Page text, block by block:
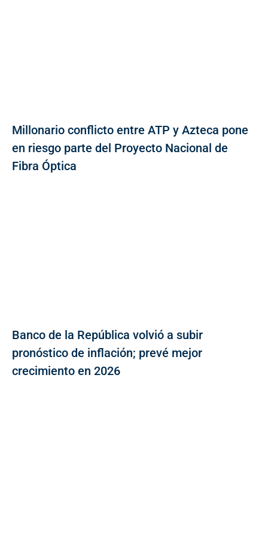
Millonario conflicto entre ATP y Azteca pone
en riesgo parte del Proyecto Nacional de
Fibra Óptica
Banco de la República volvió a subir
pronóstico de inflación; prevé mejor
crecimiento en 2026